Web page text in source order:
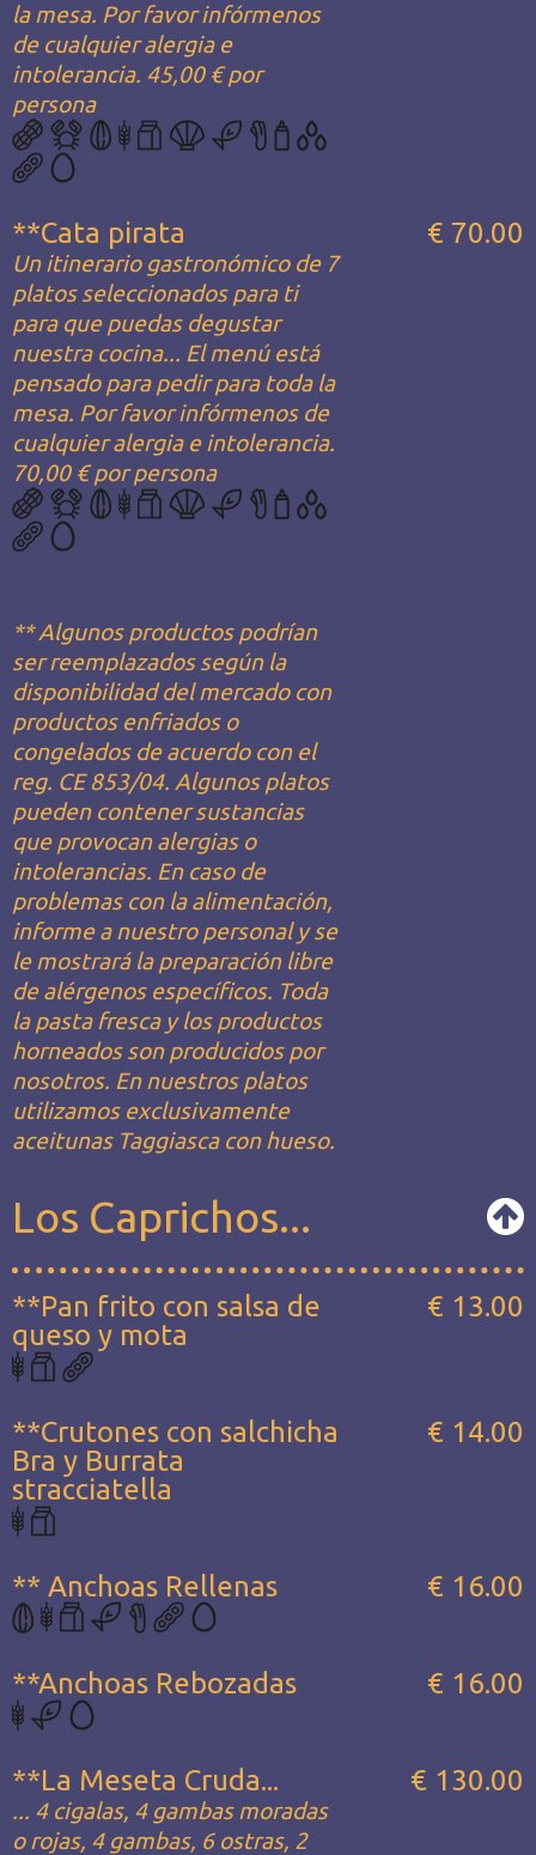
la mesa. Por favor infórmenos
de cualquier alergia e
intolerancia. 45,00 € por
persona
**Cata pirata
Un itinerario gastronómico de 7
platos seleccionados para ti
para que puedas degustar
nuestra cocina... El menú está
pensado para pedir para toda la
mesa. Por favor infórmenos de
cualquier alergia e intolerancia.
70,00 € por persona
€ 70.00
** Algunos productos podrían
ser reemplazados según la
disponibilidad del mercado con
productos enfriados o
congelados de acuerdo con el
reg. CE 853/04. Algunos platos
pueden contener sustancias
que provocan alergias o
intolerancias. En caso de
problemas con la alimentación,
informe a nuestro personal y se
le mostrará la preparación libre
de alérgenos específicos. Toda
la pasta fresca y los productos
horneados son producidos por
nosotros. En nuestros platos
utilizamos exclusivamente
aceitunas Taggiasca con hueso.
Los Caprichos...
**Pan frito con salsa de
queso y mota
€ 13.00
**Crutones con salchicha
Bra y Burrata
stracciatella
€ 14.00
** Anchoas Rellenas € 16.00
**Anchoas Rebozadas € 16.00
**La Meseta Cruda...
... 4 cigalas, 4 gambas moradas
o rojas, 4 gambas, 6 ostras, 2
€ 130.00